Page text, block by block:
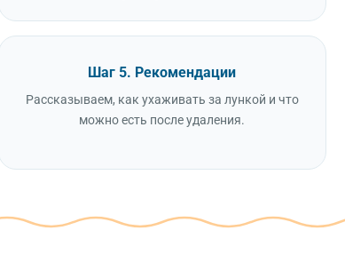
Шаг 5. Рекомендации
Рассказываем, как ухаживать за лункой и что
можно есть после удаления.